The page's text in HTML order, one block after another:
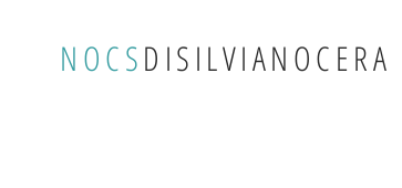
NOCSDISILVIANOCERA